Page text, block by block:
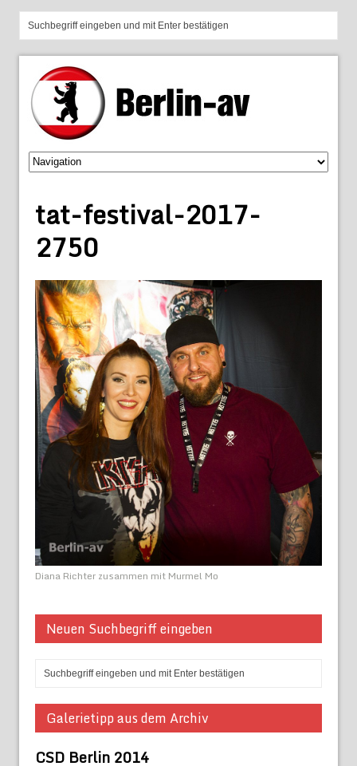
tat-festival-2017-
2750
Diana Richter zusammen mit Murmel Mo
Neuen Suchbegriff eingeben
Galerietipp aus dem Archiv
CSD Berlin 2014